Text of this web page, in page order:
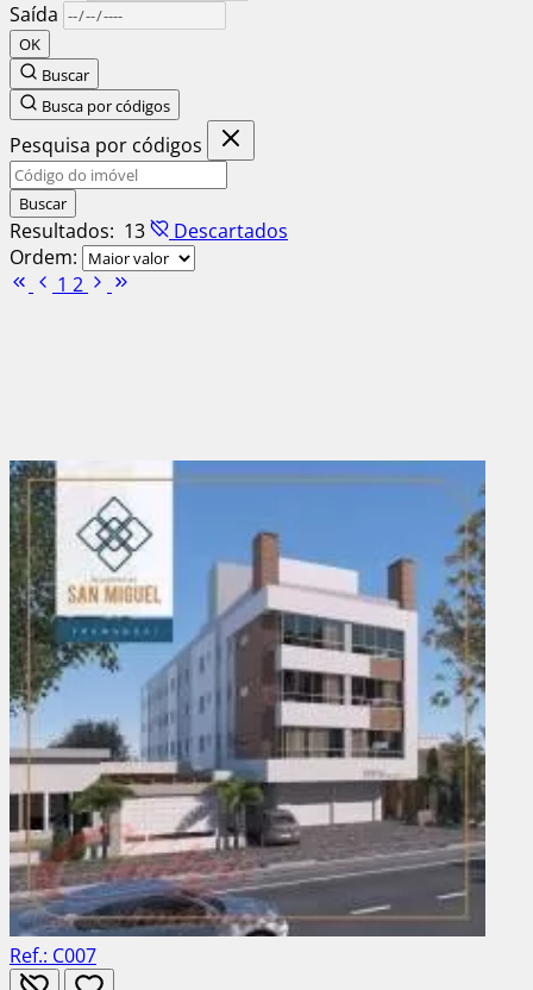
Saída
OK
Buscar
Busca por códigos
Pesquisa por códigos
Buscar
Resultados: 13
Descartados
Ordem:
1 2
Ref.: C007